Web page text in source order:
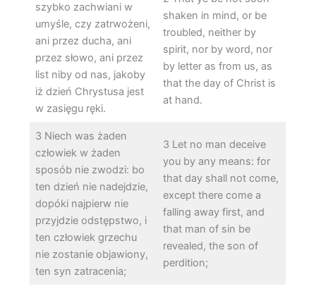
szybko zachwiani w
umyśle, czy zatrwożeni,
ani przez ducha, ani
przez słowo, ani przez
list niby od nas, jakoby
iż dzień Chrystusa jest
w zasięgu ręki.
shaken in mind, or be
troubled, neither by
spirit, nor by word, nor
by letter as from us, as
that the day of Christ is
at hand.
3 Niech was żaden
człowiek w żaden
sposób nie zwodzi: bo
ten dzień nie nadejdzie,
dopóki najpierw nie
przyjdzie odstępstwo, i
ten człowiek grzechu
nie zostanie objawiony,
ten syn zatracenia;
3 Let no man deceive
you by any means: for
that day shall not come,
except there come a
falling away first, and
that man of sin be
revealed, the son of
perdition;